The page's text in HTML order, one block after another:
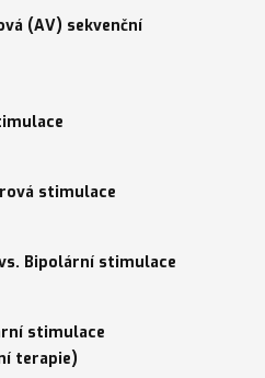
(AV) sekvenční
stimulace
Bipolární stimulace
stimulace
terapie)